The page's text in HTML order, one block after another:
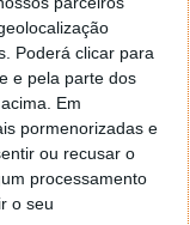
Poderá clicar para
e pela parte dos
Em
pormenorizadas e
ou recusar o
processamento
o seu